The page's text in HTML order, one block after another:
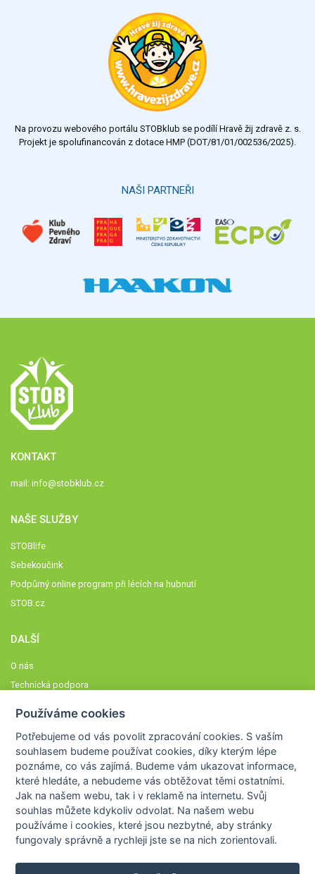
Výsledky Všechny ankety
Na provozu webového portálu STOBklub se podílí Hravě žij zdravě z. s.
Projekt je spolufinancován z dotace HMP (DOT/81/01/002536/2025).
NAŠI PARTNEŘI
KONTAKT
mail: info@stobklub.cz
NAŠE SLUŽBY
STOBlife
Sebekoučink
Podpůrný online program při lécích na hubnutí
STOB.cz
DALŠÍ
O nás
Technická podpora
Členové STOBklubu
Zásady nakládání s osobními údaji
Otestujte se
Spočítejte si
Výzva 52
Používáme cookies
Potřebujeme od vás povolit zpracování cookies. S vaším
souhlasem budeme používat cookies, díky kterým lépe
poznáme,co vás zajímá. Budeme vám ukazovat informace,
které hledáte, a nebudeme vás obtěžovat těmi ostatními.
Jak na našem webu, tak i v reklamě na internetu. Svůj
souhlas můžete kdykoliv odvolat. Na našem webu
používáme i cookies, které jsou nezbytné, aby stránky
fungovaly správně a rychleji jste se na nich zorientovali.